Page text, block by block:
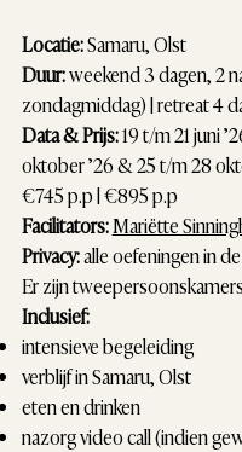
Locatie:Samaru, Olst
Duur:weekend 3 dagen, 2
zondagmiddag) | retreat 4
Data & Prijs:19 t/m 21 juni
oktober ’26 & 25 t/m 28
€745 p.p | €895 p.p
Facilitators:Mariëtte
Privacy:alle oefeningen in
Er zijn
Inclusief:
intensieve begeleiding
verblijf in Samaru, Olst
eten en drinken
nazorg video call (indien